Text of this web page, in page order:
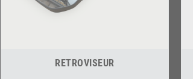
RETROVISEUR